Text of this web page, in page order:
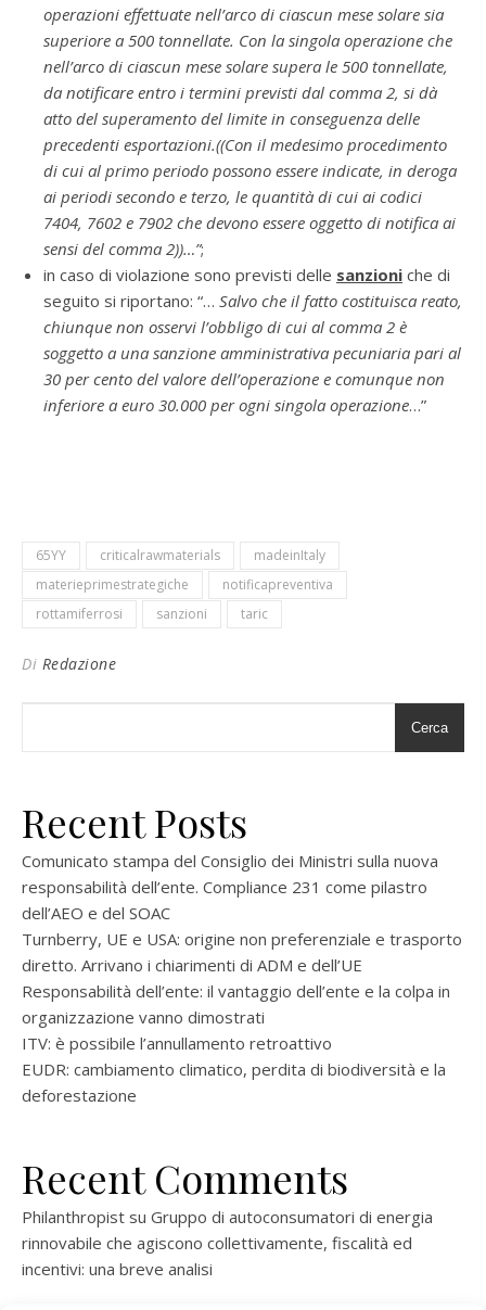
operazioni effettuate nell’arco di ciascun mese solare sia
superiore a 500 tonnellate. Con la singola operazione che
nell’arco di ciascun mese solare supera le 500 tonnellate,
da notificare entro i termini previsti dal comma 2, si dà
atto del superamento del limite in conseguenza delle
precedenti esportazioni.((Con il medesimo procedimento
di cui al primo periodo possono essere indicate, in deroga
ai periodi secondo e terzo, le quantità di cui ai codici
7404, 7602 e 7902 che devono essere oggetto di notifica ai
sensi del comma 2))…”;
in caso di violazione sono previsti delle sanzioni che di
seguito si riportano: “… Salvo che il fatto costituisca reato,
chiunque non osservi l’obbligo di cui al comma 2 è
soggetto a una sanzione amministrativa pecuniaria pari al
30 per cento del valore dell’operazione e comunque non
inferiore a euro 30.000 per ogni singola operazione…”
65YY criticalrawmaterials
madeinItaly
materieprimestrategiche
notificapreventiva
rottamiferrosi
sanzioni taric
Di Redazione
Cerca
Recent Posts
Comunicato stampa del Consiglio dei Ministri sulla nuova
responsabilità dell’ente. Compliance 231 come pilastro
dell’AEO e del SOAC
Turnberry, UE e USA: origine non preferenziale e trasporto
diretto. Arrivano i chiarimenti di ADM e dell’UE
Responsabilità dell’ente: il vantaggio dell’ente e la colpa in
organizzazione vanno dimostrati
ITV: è possibile l’annullamento retroattivo
EUDR: cambiamento climatico, perdita di biodiversità e la
deforestazione
Recent Comments
Philanthropist su Gruppo di autoconsumatori di energia
rinnovabile che agiscono collettivamente, fiscalità ed
incentivi: una breve analisi